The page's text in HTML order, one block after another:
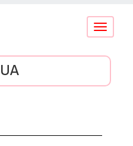
Conmutar